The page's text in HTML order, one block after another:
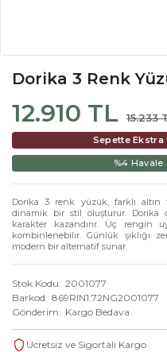
Dorika 3 Renk
12.910 TL 15.233
Sepette Ekstra
%4 Havale
Dorika 3 renk yüzük, farklı altın
dinamik bir stil oluşturur. Dorika
karakter kazandırır. Üç rengin
kombinlenebilir. Günlük şıklığı
modern bir alternatif sunar.
Stok Kodu 2001077
Barkod 869RIN1.72NG2001077
Gönderim
Kargo Bedava
Ücretsiz ve Sigortalı Kargo